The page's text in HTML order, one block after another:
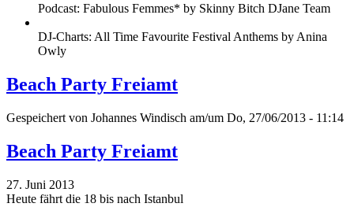
Podcast: Fabulous Femmes* by Skinny Bitch DJane Team
DJ-Charts: All Time Favourite Festival Anthems by Anina
Owly
Beach Party Freiamt
Gespeichert von Johannes Windisch am/um Do, 27/06/2013 - 11:14
Beach Party Freiamt
27. Juni 2013
Heute fährt die 18 bis nach Istanbul